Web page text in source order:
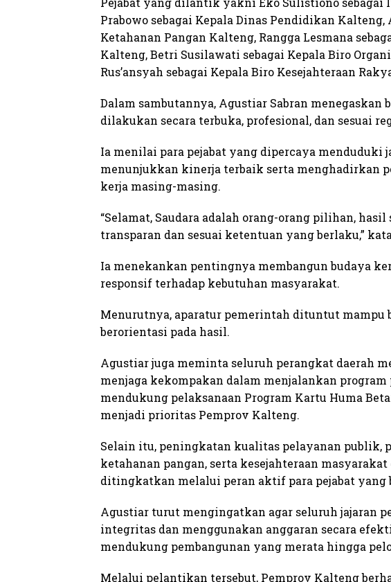
Prabowo sebagai Kepala Dinas Pendidikan Kalteng,
Ketahanan Pangan Kalteng, Rangga Lesmana
Kalteng, Betri Susilawati sebagai Kepala Biro
Rus’ansyah sebagai Kepala Biro Kesejahteraan
Dalam sambutannya, Agustiar Sabran menegaskan
dilakukan secara terbuka, profesional, dan sesuai
Ia menilai para pejabat yang dipercaya menduduki
menunjukkan kinerja terbaik serta menghadirkan
kerja masing-masing.
“Selamat, Saudara adalah orang-orang pilihan,
transparan dan sesuai ketentuan yang berlaku,”
Ia menekankan pentingnya membangun budaya
responsif terhadap kebutuhan masyarakat.
Menurutnya, aparatur pemerintah dituntut mampu
berorientasi pada hasil.
Agustiar juga meminta seluruh perangkat daerah
menjaga kekompakan dalam menjalankan program
mendukung pelaksanaan Program Kartu Huma
menjadi prioritas Pemprov Kalteng.
Selain itu, peningkatan kualitas pelayanan publik,
ketahanan pangan, serta kesejahteraan
ditingkatkan melalui peran aktif para pejabat yang
Agustiar turut mengingatkan agar seluruh jajaran
integritas dan menggunakan anggaran secara
mendukung pembangunan yang merata hingga
Melalui pelantikan tersebut, Pemprov Kalteng